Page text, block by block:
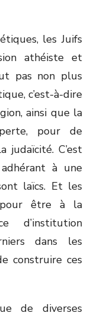
les Juifs
athéiste et
pas non plus
c’est-à-dire
ainsi que la
pour de
judaïcité. C’est
à une
laïcs. Et les
pour être à la
d’institution
dans les
construire ces
de diverses